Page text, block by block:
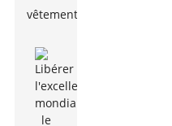
vêtements.